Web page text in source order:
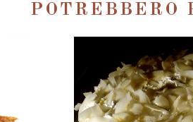
POTREBBERO